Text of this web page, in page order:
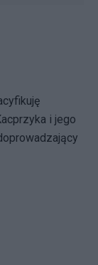
i jego